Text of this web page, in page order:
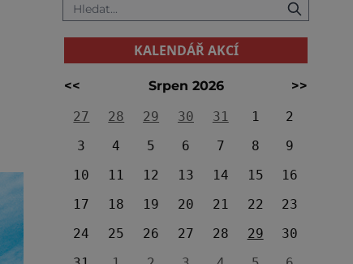
KALENDÁŘ AKCÍ
<< Srpen 2026
>>
27
28 29 30 31 1
2
3
4 5 6 7 8
9
10
11 12 13 14 15
16
17
18 19 20 21 22
23
24
25 26 27 28 29
30